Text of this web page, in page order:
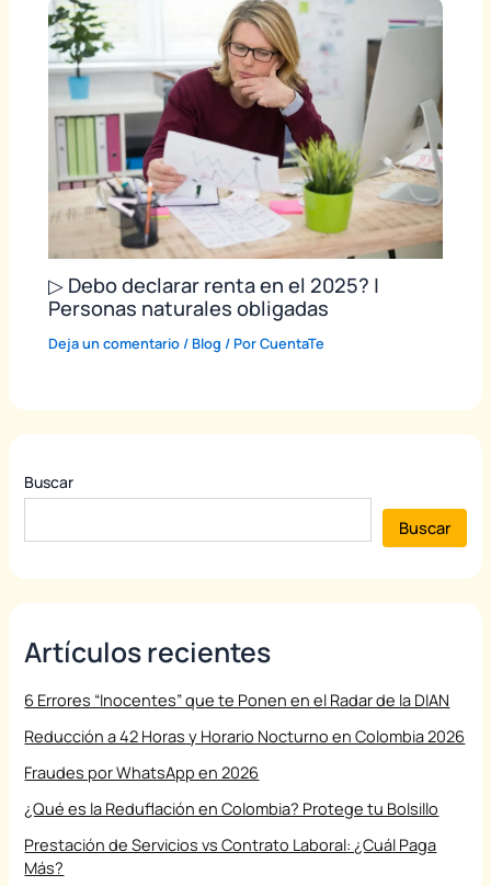
▷ Debo declarar renta en el 2025? |
Personas naturales obligadas
Deja un comentario/Blog / PorCuentaTe
Buscar
Buscar
Artículos recientes
6 Errores “Inocentes” que te Ponen en el Radar de la DIAN
Reducción a 42 Horas y Horario Nocturno en Colombia 2026
Fraudes por WhatsApp en 2026
¿Qué es la Reduflación en Colombia? Protege tu Bolsillo
Prestación de Servicios vs Contrato Laboral: ¿Cuál Paga
Más?